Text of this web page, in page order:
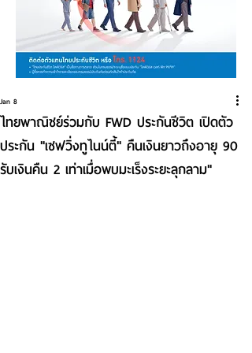
ไทยพาณิชย์ร่วมกับ FWD ประกันชีวิต เปิดตัว
ประกัน "เซฟวิ่งทูไนน์ตี้" คืนเงินยาวถึงอายุ 90
รับเงินคืน 2 เท่าเมื่อพบมะเร็งระยะลุกลาม"
Jan 8